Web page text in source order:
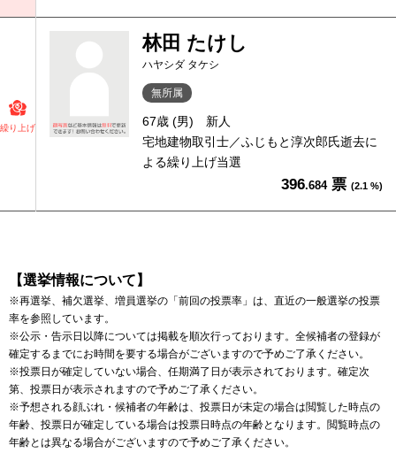
繰り上げ
林田 たけし
ハヤシダ タケシ
無所属
67歳 (男)
新人
宅地建物取引士／ふじもと淳次郎氏逝去に
よる繰り上げ当選
396.684票 (2.1 %)
【選挙情報について】
※再選挙、補欠選挙、増員選挙の「前回の投票率」は、直近の一般選挙の投票
率を参照しています。
※公示・告示日以降については掲載を順次行っております。全候補者の登録が
確定するまでにお時間を要する場合がございますので予めご了承ください。
※投票日が確定していない場合、任期満了日が表示されております。確定次
第、投票日が表示されますので予めご了承ください。
※予想される顔ぶれ・候補者の年齢は、投票日が未定の場合は閲覧した時点の
年齢、投票日が確定している場合は投票日時点の年齢となります。閲覧時点の
年齢とは異なる場合がございますので予めご了承ください。